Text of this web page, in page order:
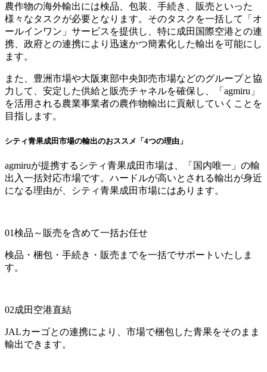
農作物の海外輸出には検品、包装、手続き、販売といった
様々なタスクが必要となります。そのタスクを一括して「オ
ールインワン」サービスを提供し、特に成田国際空港との連
携、政府との連携により迅速かつ簡素化した輸出を可能にし
ます。
また、豊洲市場や大阪東部中央卸売市場などのグループと協
力して、安定した供給と販売チャネルを確保し、「agmiru」
を活用される農業事業者の農作物輸出に貢献していくことを
目指します。
シティ青果成田市場の輸出のおススメ「4つの理由」
agmiruが提携するシティ青果成田市場は、「国内唯一」の輸
出入一括対応市場です。ハードルが高いとされる輸出が身近
になる理由が、シティ青果成田市場にはあります。
01検品～販売を含めて一括お任せ
検品・梱包・手続き・販売までを一括でサポートいたしま
す。
02成田空港直結
JALカーゴとの連携により、市場で梱包した青果をそのまま
輸出できます。